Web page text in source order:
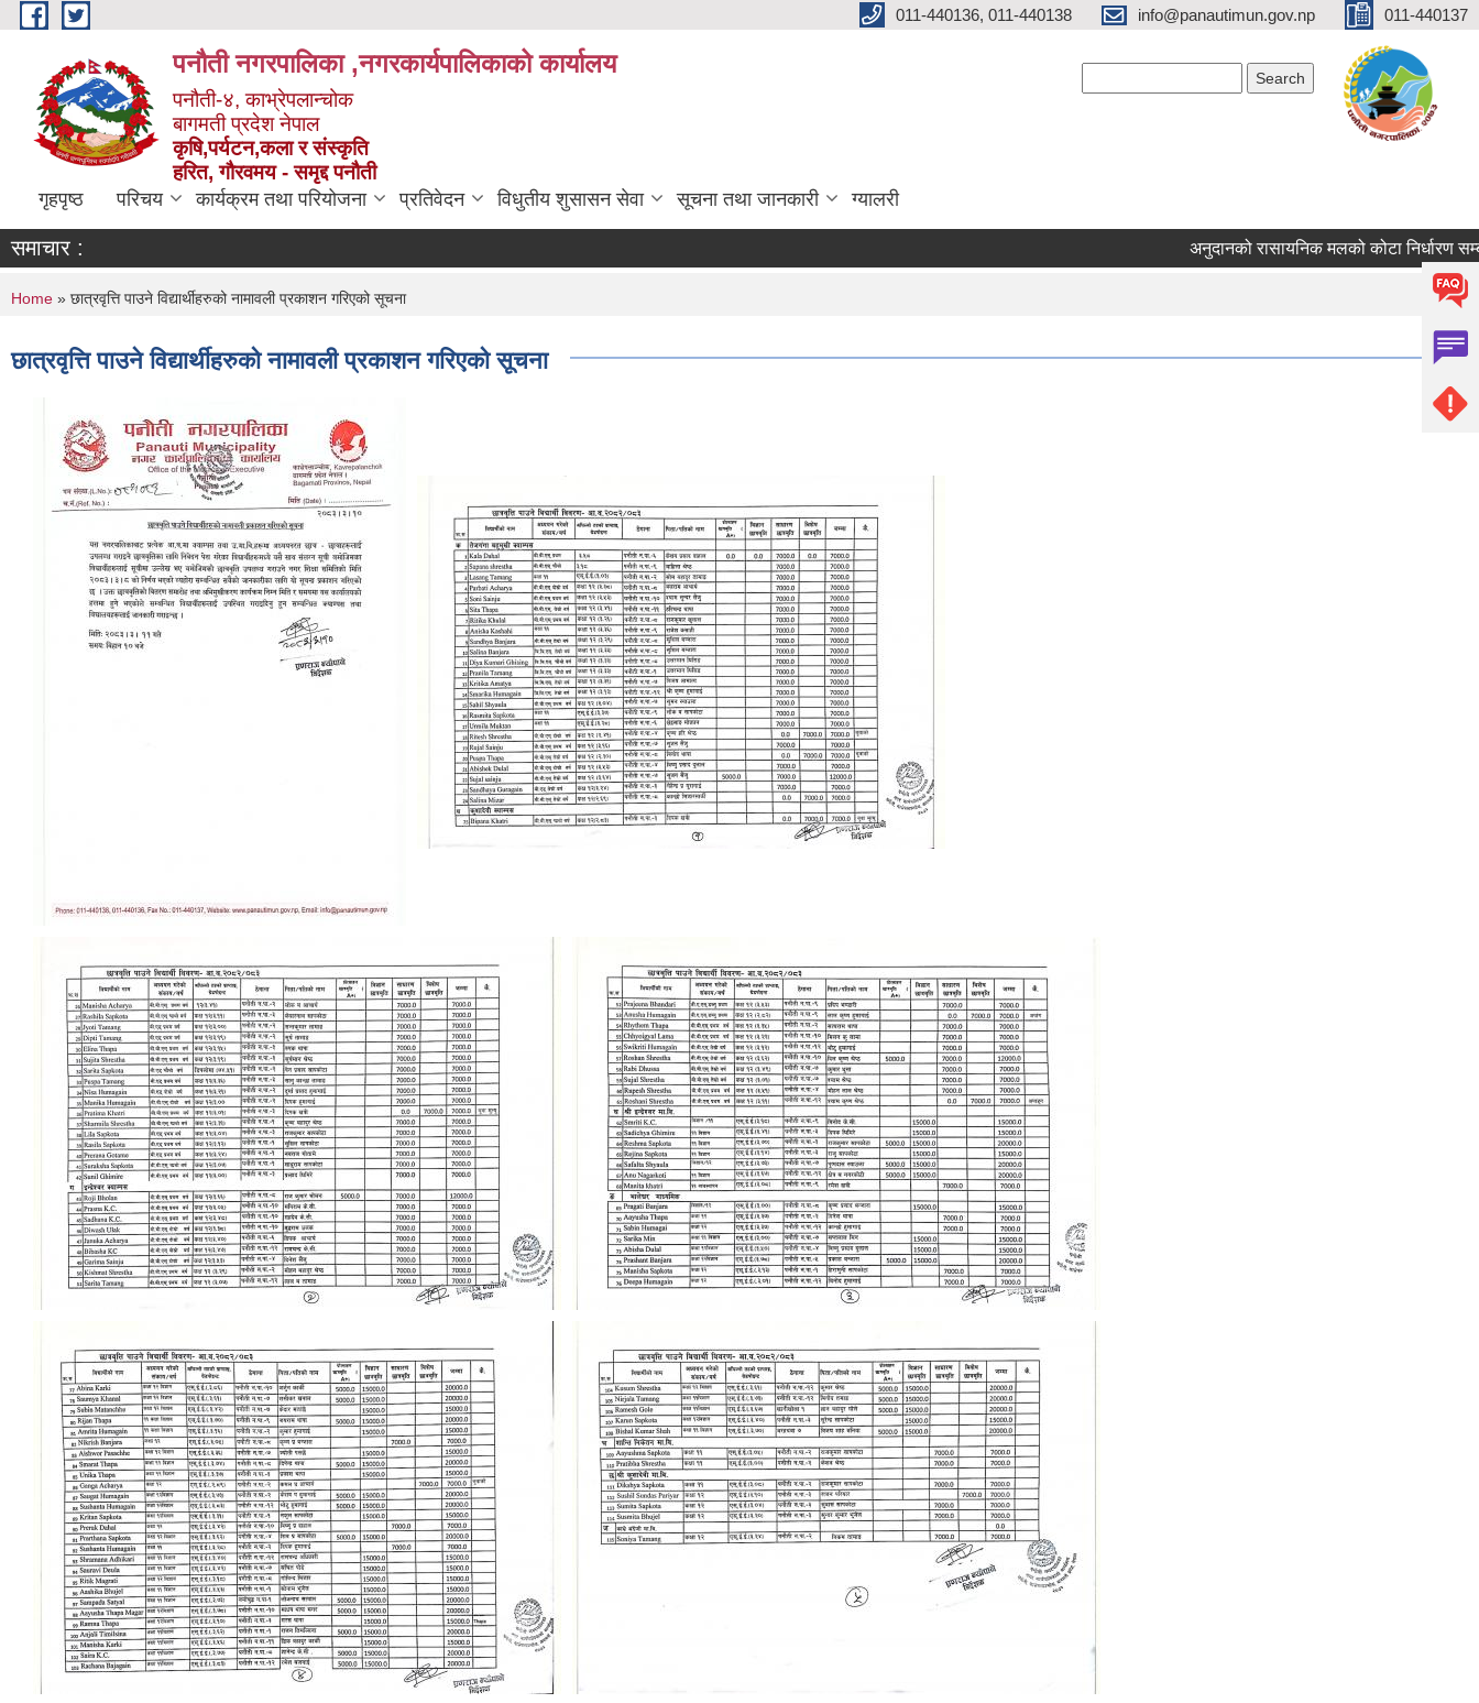
Skip to main content 011-440136, 011-440138 info@panautimun.gov.np 011-440137
पनौती नगरपालिका ,नगरकार्यपालिकाको कार्यालय
पनौती-४, काभ्रेपलान्चोक
बागमती प्रदेश नेपाल
कृषि,पर्यटन,कला र संस्कृति
हरित, गौरवमय - समृद्द पनौती
गृहपृष्ठ परिचय कार्यक्रम तथा परियोजना प्रतिवेदन विधुतीय शुसासन सेवा सूचना तथा जानकारी ग्यालरी
समाचार : अनुदानको रासायनिक मलको कोटा निर्धारण
You are here
Home » छात्रवृत्ति पाउने विद्यार्थीहरुको नामावली प्रकाशन गरिएको सूचना
छात्रवृत्ति पाउने विद्यार्थीहरुको नामावली प्रकाशन गरिएको सूचना